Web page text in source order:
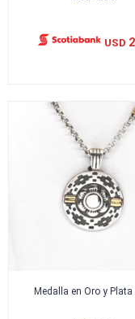
USD
Medalla en Oro y Plata